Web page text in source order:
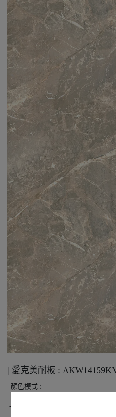
| 愛克美耐板 :
| 顏色模式 :
-花色方向 : 無